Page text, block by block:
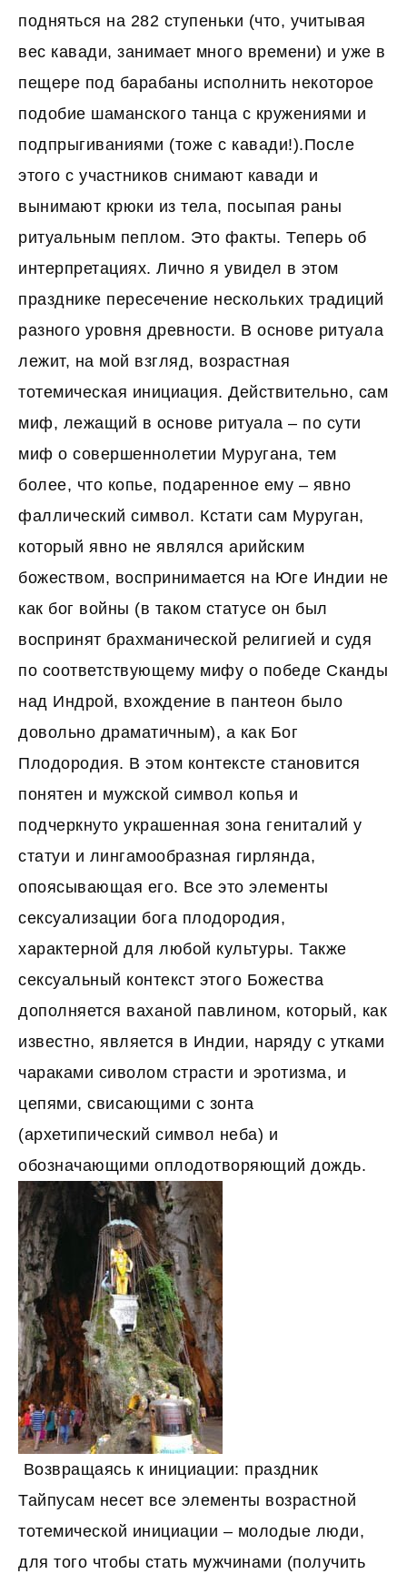
подняться на 282 ступеньки (что, учитывая
вес кавади, занимает много времени) и уже в
пещере под барабаны исполнить некоторое
подобие шаманского танца с кружениями и
подпрыгиваниями (тоже с кавади!).После
этого с участников снимают кавади и
вынимают крюки из тела, посыпая раны
ритуальным пеплом. Это факты. Теперь об
интерпретациях. Лично я увидел в этом
празднике пересечение нескольких традиций
разного уровня древности. В основе ритуала
лежит, на мой взгляд, возрастная
тотемическая инициация. Действительно, сам
миф, лежащий в основе ритуала – по сути
миф о совершеннолетии Муругана, тем
более, что копье, подаренное ему – явно
фаллический символ. Кстати сам Муруган,
который явно не являлся арийским
божеством, воспринимается на Юге Индии не
как бог войны (в таком статусе он был
воспринят брахманической религией и судя
по соответствующему мифу о победе Сканды
над Индрой, вхождение в пантеон было
довольно драматичным), а как Бог
Плодородия. В этом контексте становится
понятен и мужской символ копья и
подчеркнуто украшенная зона гениталий у
статуи и лингамообразная гирлянда,
опоясывающая его. Все это элементы
сексуализации бога плодородия,
характерной для любой культуры. Также
сексуальный контекст этого Божества
дополняется ваханой павлином, который, как
известно, является в Индии, наряду с утками
чараками сиволом страсти и эротизма, и
цепями, свисающими с зонта
(архетипический символ неба) и
обозначающими оплодотворяющий дождь.
Возвращаясь к инициации: праздник
Тайпусам несет все элементы возрастной
тотемической инициации – молодые люди,
для того чтобы стать мужчинами (получить